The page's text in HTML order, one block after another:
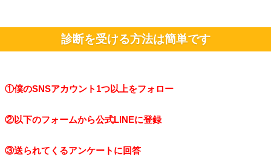
診断を受ける方法は簡単です
①僕のSNSアカウント1つ以上をフォロー
②以下のフォームから公式LINEに登録
③送られてくるアンケートに回答